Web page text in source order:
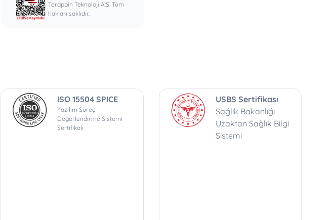
Terappin Teknoloji A.Ş. Tüm
hakları saklıdır.
ISO 15504 SPICE
Yazılım Süreç
Değerlendirme Sistemi
Sertifikalı
USBS Sertifikası
Sağlık Bakanlığı
Uzaktan Sağlık Bilgi
Sistemi